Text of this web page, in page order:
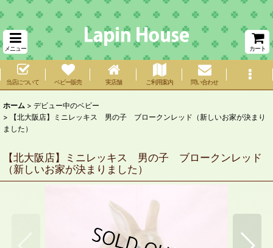
メニュー カート
当店について ベビー販売 実店舗 ご利用案内 問い合わせ
ホーム > デビュー中のベビー
>
【北大阪店】ミニレッキス 男の子 ブロークンレッド（新しいお家が決まり
ました）
【北大阪店】ミニレッキス 男の子 ブロークンレッド
（新しいお家が決まりました）